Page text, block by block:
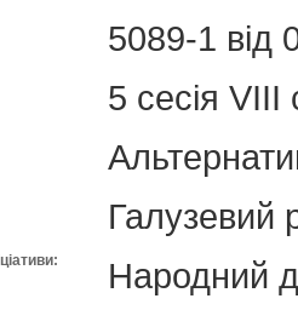
5089-1 від
5 сесія VIII
Галузевий
Народний